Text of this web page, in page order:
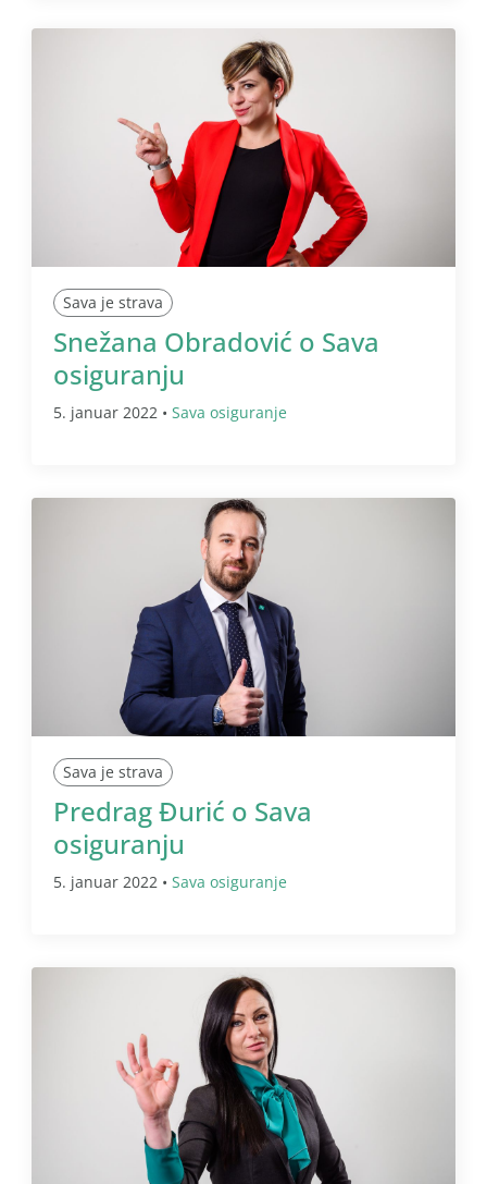
Sava je strava
Snežana Obradović o Sava
osiguranju
5. januar 2022 • Sava osiguranje
Sava je strava
Predrag Đurić o Sava
osiguranju
5. januar 2022 • Sava osiguranje